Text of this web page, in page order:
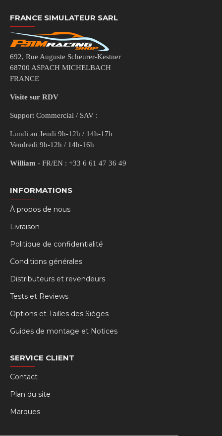
FRANCE SIMULATEUR SARL
692, Rue Auguste Scheurer-Kestner
68700 ASPACH MICHELBACH
FRANCE
Visite sur RDV
Support Commercial / SAV :
Lundi au Jeudi 9h-12h / 14h-17h
Vendredi 9h-12h / 14h-16h
William - FR/EN : +33 6 61 47 36 49
INFORMATIONS
À propos de nous
Livraison
Politique de confidentialité
Conditions générales
Distributeurs et revendeurs
Tests et Reviews
Options et Tailles des Sièges
Guides de montage et Notices
SERVICE CLIENT
Contact
Plan du site
Marques